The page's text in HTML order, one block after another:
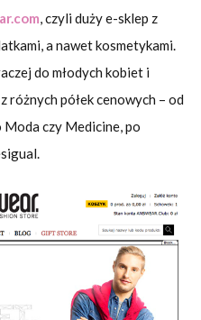
, czyli duży e-sklep z
a nawet kosmetykami.
do młodych kobiet i
różnych półek cenowych – od
Moda czy Medicine, po